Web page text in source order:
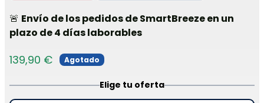
🚨 Envío de los pedidos de SmartBreeze en un
plazo de 4 días laborables
139,90 € Agotado
Elige tu oferta